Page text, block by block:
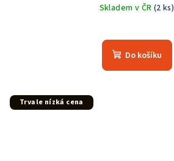
Skladem v ČR (2 ks)
hodnocení
produktu
Do košíku
Trvale nízká cena